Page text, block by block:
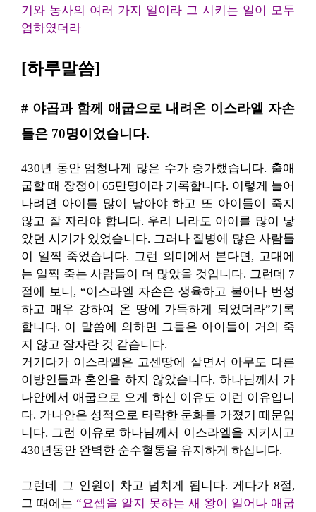
기와 농사의 여러 가지 일이라 그 시키는 일이 모두
엄하였더라
[하루말씀]
# 야곱과 함께 애굽으로 내려온 이스라엘 자손
들은 70명이었습니다.
430년 동안 엄청나게 많은 수가 증가했습니다. 출애
굽할 때 장정이 65만명이라 기록합니다. 이렇게 늘어
나려면 아이를 많이 낳아야 하고 또 아이들이 죽지
않고 잘 자라야 합니다. 우리 나라도 아이를 많이 낳
았던 시기가 있었습니다. 그러나 질병에 많은 사람들
이 일찍 죽었습니다. 그런 의미에서 본다면, 고대에
는 일찍 죽는 사람들이 더 많았을 것입니다. 그런데 7
절에 보니, “이스라엘 자손은 생육하고 불어나 번성
하고 매우 강하여 온 땅에 가득하게 되었더라”기록
합니다. 이 말씀에 의하면 그들은 아이들이 거의 죽
지 않고 잘자란 것 같습니다.
거기다가 이스라엘은 고센땅에 살면서 아무도 다른
이방인들과 혼인을 하지 않았습니다. 하나님께서 가
나안에서 애굽으로 오게 하신 이유도 이런 이유입니
다. 가나안은 성적으로 타락한 문화를 가졌기 때문입
니다. 그런 이유로 하나님께서 이스라엘을 지키시고
430년동안 완벽한 순수혈통을 유지하게 하십니다.
그런데 그 인원이 차고 넘치게 됩니다. 게다가 8절,
그 때에는 “요셉을 알지 못하는 새 왕이 일어나 애굽